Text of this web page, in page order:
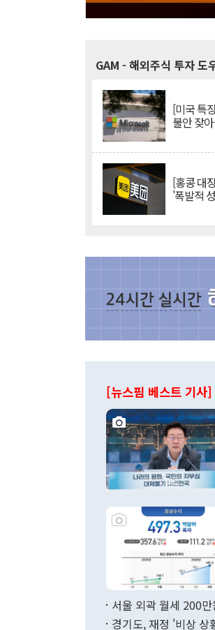
GAM - 해외주식 투자 도
[미국 특
불안 잦
[홍콩 대
'폭발적
[뉴스핌 베스트 기사]
서울 외곽 월세 200만
경기도, 재정 '비상 상